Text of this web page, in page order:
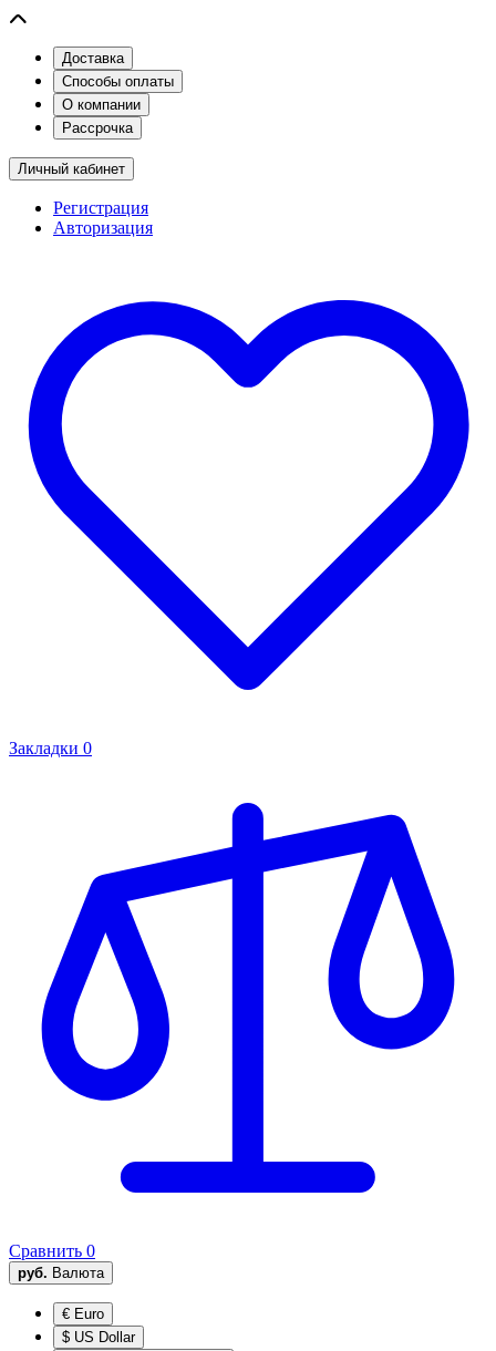
Доставка
Способы оплаты
О компании
Рассрочка
Личный кабинет
Регистрация
Авторизация
Закладки 0
Сравнить 0
руб. Валюта
€ Euro
$ US Dollar